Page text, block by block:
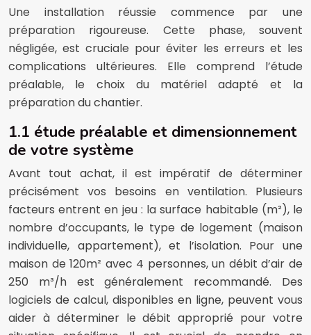
Une installation réussie commence par une
préparation rigoureuse. Cette phase, souvent
négligée, est cruciale pour éviter les erreurs et les
complications ultérieures. Elle comprend l’étude
préalable, le choix du matériel adapté et la
préparation du chantier.
1.1 étude préalable et dimensionnement
de votre système
Avant tout achat, il est impératif de déterminer
précisément vos besoins en ventilation. Plusieurs
facteurs entrent en jeu : la surface habitable (m²), le
nombre d’occupants, le type de logement (maison
individuelle, appartement), et l’isolation. Pour une
maison de 120m² avec 4 personnes, un débit d’air de
250 m³/h est généralement recommandé. Des
logiciels de calcul, disponibles en ligne, peuvent vous
aider à déterminer le débit approprié pour votre